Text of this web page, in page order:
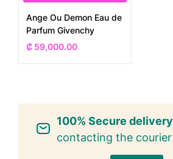
Ange Ou Demon Eau de
Parfum Givenchy
₡ 59,000.00
100% Secure delivery
contacting the courier